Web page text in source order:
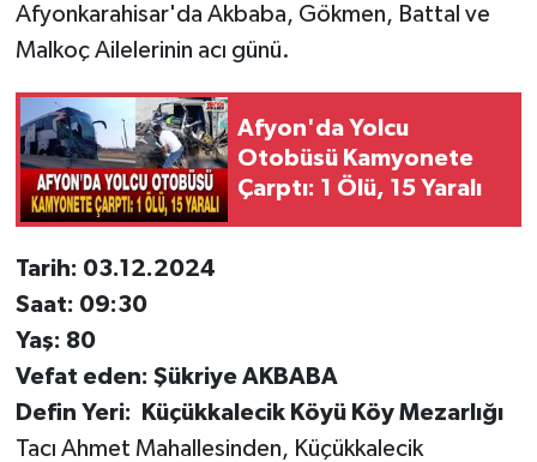
Afyonkarahisar'da Akbaba, Gökmen, Battal ve
Malkoç Ailelerinin acı günü.
Afyon'da Yolcu
Otobüsü Kamyonete
Çarptı: 1 Ölü, 15 Yaralı
Tarih: 03.12.2024
Saat: 09:30
Yaş: 80
Vefat eden: Şükriye AKBABA
Defin Yeri: Küçükkalecik Köyü Köy Mezarlığı
Tacı Ahmet Mahallesinden, Küçükkalecik